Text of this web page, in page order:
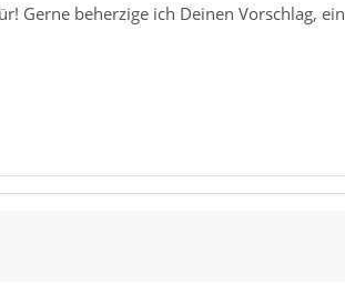
Gerne beherzige ich Deinen Vorschlag,